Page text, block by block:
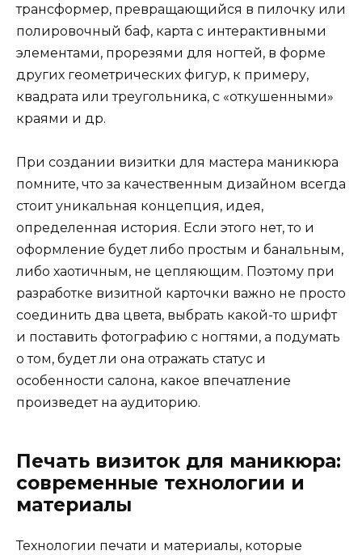
трансформер, превращающийся в пилочку или
полировочный баф, карта с интерактивными
элементами, прорезями для ногтей, в форме
других геометрических фигур, к примеру,
квадрата или треугольника, с «откушенными»
краями и др.
При создании визитки для мастера маникюра
помните, что за качественным дизайном всегда
стоит уникальная концепция, идея,
определенная история. Если этого нет, то и
оформление будет либо простым и банальным,
либо хаотичным, не цепляющим. Поэтому при
разработке визитной карточки важно не просто
соединить два цвета, выбрать какой-то шрифт
и поставить фотографию с ногтями, а подумать
о том, будет ли она отражать статус и
особенности салона, какое впечатление
произведет на аудиторию.
Печать визиток для маникюра:
современные технологии и
материалы
Технологии печати и материалы, которые